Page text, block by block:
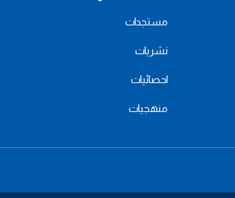
مستجدات
نشريات
احصائيات
منهجيات
menu